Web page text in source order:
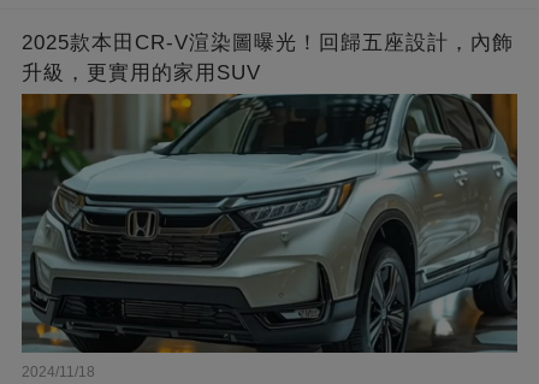
2025款本田CR-V渲染圖曝光！回歸五座設計，內飾
升級，更實用的家用SUV
2024/11/18